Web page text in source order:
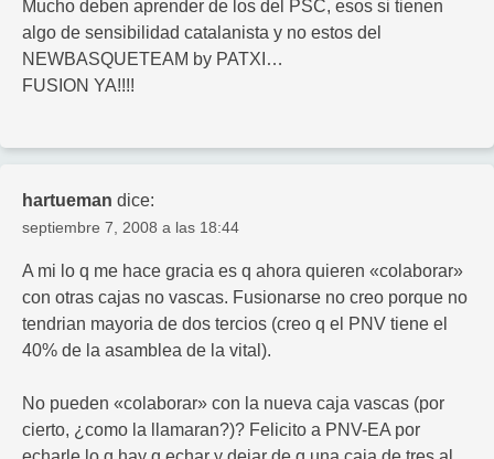
Mucho deben aprender de los del PSC, esos si tienen
algo de sensibilidad catalanista y no estos del
NEWBASQUETEAM by PATXI…
FUSION YA!!!!
hartueman dice:
septiembre 7, 2008 a las 18:44
A mi lo q me hace gracia es q ahora quieren «colaborar»
con otras cajas no vascas. Fusionarse no creo porque no
tendrian mayoria de dos tercios (creo q el PNV tiene el
40% de la asamblea de la vital).
No pueden «colaborar» con la nueva caja vascas (por
cierto, ¿como la llamaran?)? Felicito a PNV-EA por